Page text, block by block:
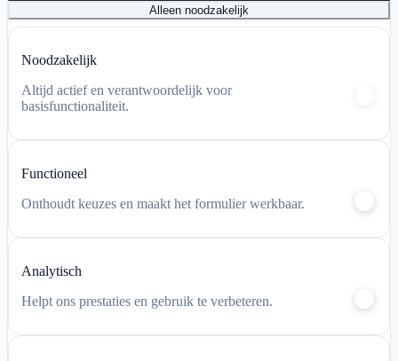
Alleen noodzakelijk
Noodzakelijk
Altijd actief en verantwoordelijk voor
basisfunctionaliteit.
Functioneel
Onthoudt keuzes en maakt het formulier werkbaar.
Analytisch
Helpt ons prestaties en gebruik te verbeteren.
Mijn account
Winkelwagen